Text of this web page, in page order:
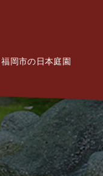
福岡市の日本庭園
Potal